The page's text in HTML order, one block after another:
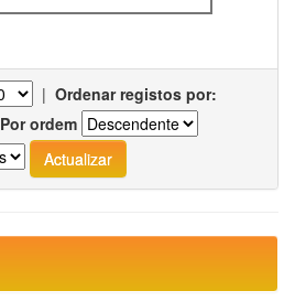
| Ordenar registos por:
Por ordem